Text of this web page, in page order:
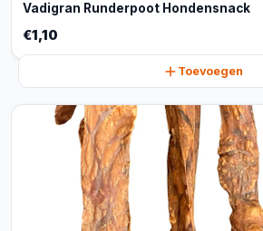
Vadigran Runderpoot Hondensnack
€1,10
Toevoegen